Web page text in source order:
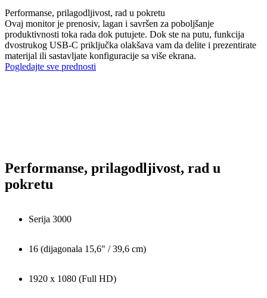
Performanse, prilagodljivost, rad u pokretu
Ovaj monitor je prenosiv, lagan i savršen za poboljšanje
produktivnosti toka rada dok putujete. Dok ste na putu, funkcija
dvostrukog USB-C priključka olakšava vam da delite i prezentirate
materijal ili sastavljate konfiguracije sa više ekrana.
Pogledajte sve prednosti
Performanse, prilagodljivost, rad u
pokretu
Serija 3000
16 (dijagonala 15,6" / 39,6 cm)
1920 x 1080 (Full HD)